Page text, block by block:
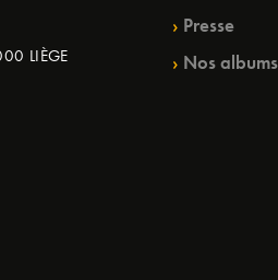
LIÈGE
Presse
Nos